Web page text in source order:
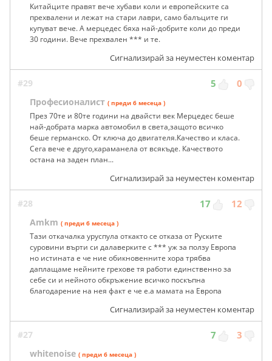
Китайците правят вече хубави коли и европейските са
прехвалени и лежат на стари лаври, само балъците ги
купуват вече. А мерцедес бяха най-добрите коли до преди
30 години. Вече прехвален *** и те.
Сигнализирай за неуместен коментар
#29 5 0
Професионалист ( преди 6 месеца )
През 70те и 80те години на двайсти век Мерцедес беше
най-добрата марка автомобил в света,защото всичко
беше германско. От ключа до двигателя.Качество и класа.
Сега вече е друго,караманела от всякъде. Качеството
остана на заден план...
Сигнализирай за неуместен коментар
#28 17 12
Amkm ( преди 6 месеца )
Taзи откачалка уруспула откакто се отказа от Руските
суровини върти си далаверките с *** уж за ползу Европа
но истината е че ние обикновенните хора трябва
даплащаме нейните грехове тя работи единственно за
себе си и нейното обкръжение всичко поскъпна
благодарение на нея факт е че е.а мамата на Европа
Сигнализирай за неуместен коментар
#27 7 3
whitenoise ( преди 6 месеца )